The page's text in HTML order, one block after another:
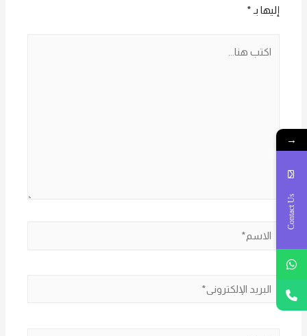
إليها بـ *
الاسم*
البريد
الإلكتروني*
→
Contact Us